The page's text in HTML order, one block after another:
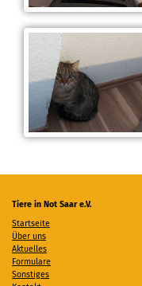
Tiere in Not Saar e.V.
Startseite
Über uns
Aktuelles
Formulare
Sonstiges